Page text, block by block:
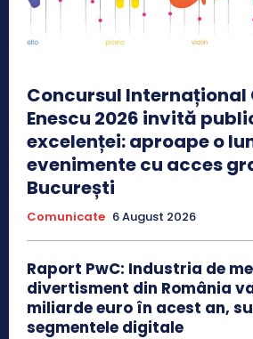
Concursul Internațional
Enescu 2026 invită
excelenței: aproape o
evenimente cu acces
București
Comunicate 6 August 2026
Raport PwC: Industria de
divertisment din România
miliarde euro în acest an,
segmentele digitale